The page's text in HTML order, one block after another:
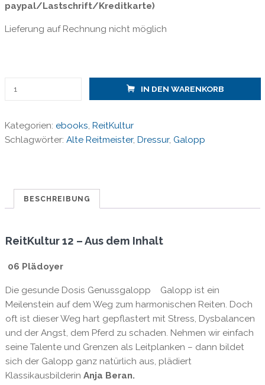
paypal/Lastschrift/Kreditkarte)
Lieferung auf Rechnung nicht möglich
ReitKultur
Wie
viel
IN DEN WARENKORB
Kategorien: ebooks, ReitKultur
Schlagwörter: Alte Reitmeister, Dressur, Galopp
BESCHREIBUNG
ReitKultur 12 – Aus dem Inhalt
06 Plädoyer
Die gesunde Dosis Genussgalopp Galopp ist ein
Meilenstein auf dem Weg zum harmonischen Reiten. Doch
oft ist dieser Weg hart gepflastert mit Stress, Dysbalancen
und der Angst, dem Pferd zu schaden. Nehmen wir einfach
seine Talente und Grenzen als Leitplanken – dann bildet
sich der Galopp ganz natürlich aus, plädiert
Klassikausbilderin Anja Beran.